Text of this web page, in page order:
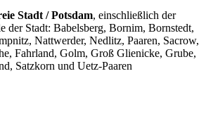
Stadt / Potsdam, einschließlich der
der Stadt: Babelsberg, Bornim, Bornstedt,
Nattwerder, Nedlitz, Paaren, Sacrow,
Fahrland, Golm, Groß Glienicke, Grube,
Satzkorn und Uetz-Paaren